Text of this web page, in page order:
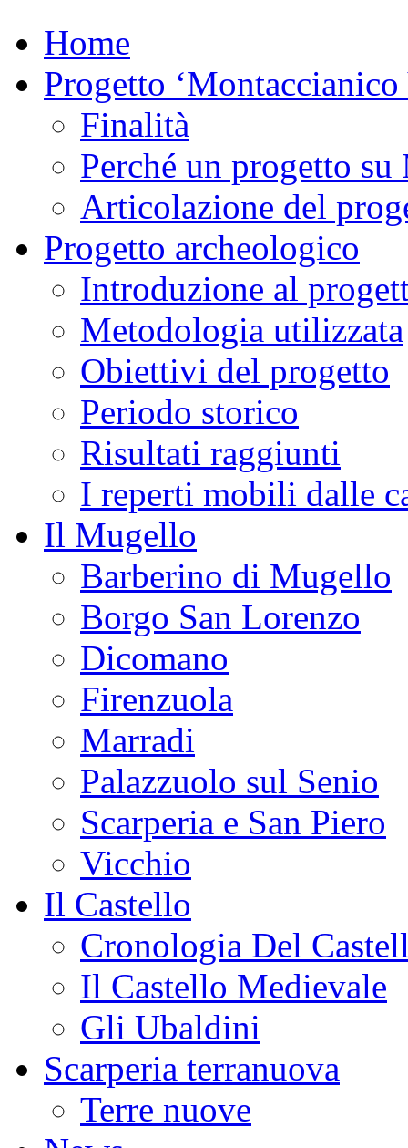
Home
Progetto
Finalità
Perché un progetto
Articolazione del
Progetto archeologico
Introduzione al
Metodologia utilizzata
Obiettivi del progetto
Periodo storico
Risultati raggiunti
I reperti mobili dalle
Il Mugello
Barberino di Mugello
Borgo San Lorenzo
Dicomano
Firenzuola
Marradi
Palazzuolo sul Senio
Scarperia e San Piero
Vicchio
Il Castello
Cronologia Del
Il Castello Medievale
Gli Ubaldini
Scarperia terranuova
Terre nuove